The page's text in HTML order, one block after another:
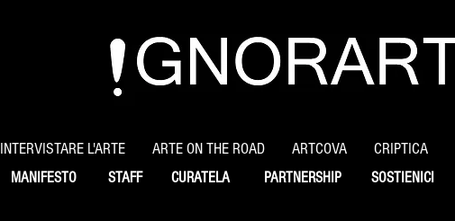
INTERVISTARE L'ARTE ARTE ON THE ROAD ARTCOVA CRIPTICA
MANIFESTO STAFF CURATELA PARTNERSHIP SOSTIENICI